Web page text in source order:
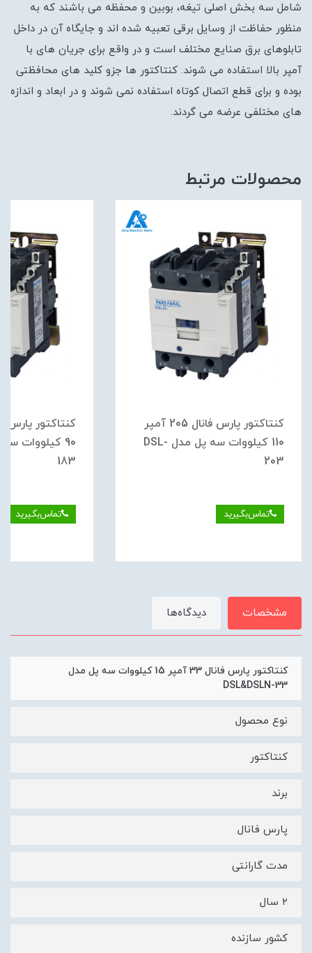
شامل سه بخش اصلی تیغه، بوبین و محفظه می باشند که به
منظور حفاظت از وسایل برقی تعبیه شده اند و جایگاه آن در داخل
تابلوهای برق صنایع مختلف است و در واقع برای جریان های با
آمپر بالا استفاده می شوند. کنتاکتور ها جزو کلید های محافظتی
بوده و برای قطع اتصال کوتاه استفاده نمی شوند و در ابعاد و اندازه
های مختلفی عرضه می گردند.
محصولات مرتبط
کنتاکتور پارس فانال 205 آمپر
110 کیلووات سه پل مدل DSL-
203
تماس‌بگیرید
183
تماس‌بگیرید
مشخصات دیدگاه‌ها
کنتاکتور پارس فانال 33 آمپر 15 کیلووات سه پل مدل
DSL&DSLN-33
نوع محصول
کنتاکتور
برند
پارس فانال
مدت گارانتی
۲ سال
کشور سازنده